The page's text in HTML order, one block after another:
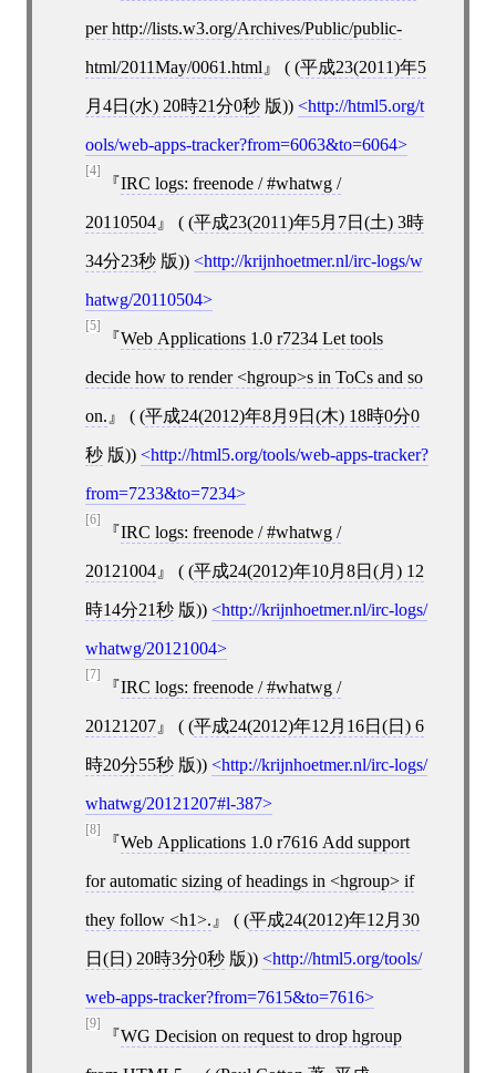
per http://lists.w3.org/Archives/Public/public-
html/2011May/0061.html ( (平成23(2011)年5
月4日(水) 20時21分0秒版)) http://html5.org/t
ools/web-apps-tracker?from=6063&to=6064
[4]
IRC logs: freenode / #whatwg /
20110504 ( (平成23(2011)年5月7日(土) 3時
34分23秒版)) http://krijnhoetmer.nl/irc-logs/w
hatwg/20110504
[5]
Web Applications 1.0 r7234 Let tools
decide how to render <hgroup>s in ToCs and so
on. ( (平成24(2012)年8月9日(木) 18時0分0
秒版)) http://html5.org/tools/web-apps-tracker?
from=7233&to=7234
[6]
IRC logs: freenode / #whatwg /
20121004 ( (平成24(2012)年10月8日(月) 12
時14分21秒版)) http://krijnhoetmer.nl/irc-logs/
whatwg/20121004
[7]
IRC logs: freenode / #whatwg /
20121207 ( (平成24(2012)年12月16日(日) 6
時20分55秒版)) http://krijnhoetmer.nl/irc-logs/
whatwg/20121207#l-387
[8]
Web Applications 1.0 r7616 Add support
for automatic sizing of headings in <hgroup> if
they follow <h1>. ( (平成24(2012)年12月30
日(日) 20時3分0秒版)) http://html5.org/tools/
web-apps-tracker?from=7615&to=7616
[9]
WG Decision on request to drop hgroup